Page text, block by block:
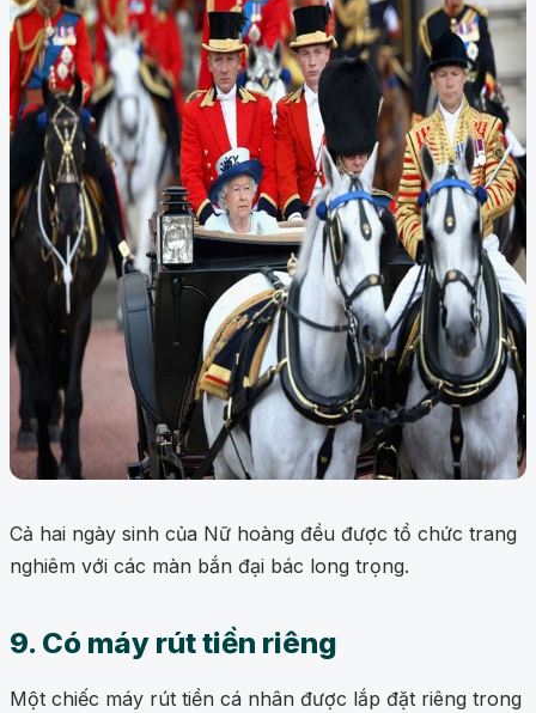
Cả hai ngày sinh của Nữ hoàng đều được tổ chức trang
nghiêm với các màn bắn đại bác long trọng.
9. Có máy rút tiền riêng
Một chiếc máy rút tiền cá nhân được lắp đặt riêng trong